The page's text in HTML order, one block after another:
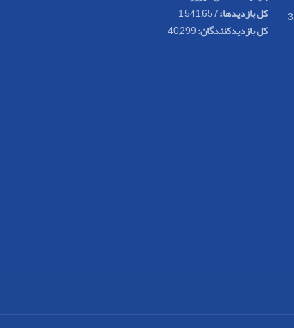
کل بازدیدها:1,541,657
کل بازدیدکنند‌گان:40,299